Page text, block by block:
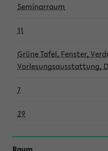
Seminarraum
11
Grüne Tafel, Fenster,
Vorlesungsausstattung,
7
29